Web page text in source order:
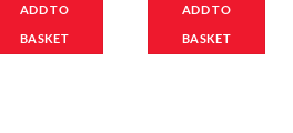
ADD TO
BASKET
ADD TO
BASKET